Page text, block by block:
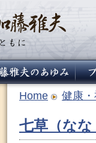
Home 健康
七草（な